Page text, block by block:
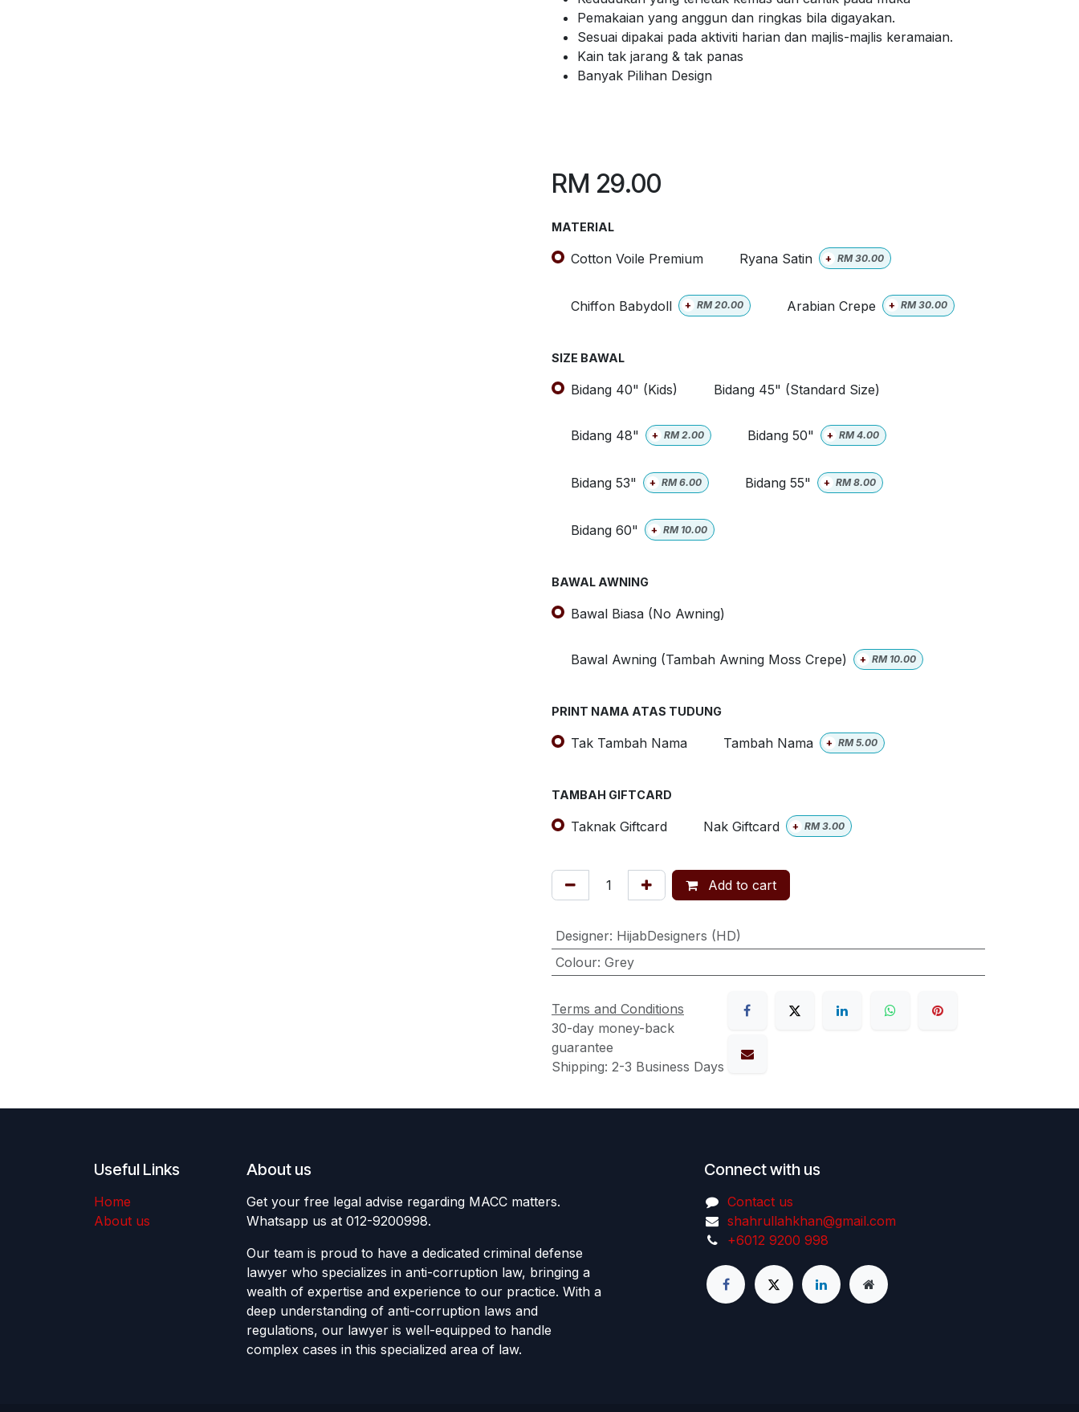
Pemakaian yang anggun dan ringkas bila digayakan.
Sesuai dipakai pada aktiviti harian dan majlis-majlis keramaian.
Kain tak jarang & tak panas
Banyak Pilihan Design
RM 29.00
MATERIAL
Cotton Voile Premium Ryana Satin + RM30.00
Chiffon Babydoll + RM20.00 Arabian Crepe + RM30.00
SIZE BAWAL
Bidang 40" (Kids) Bidang 45" (Standard Size)
Bidang 48" + RM2.00 Bidang 50" + RM4.00
Bidang 53" + RM6.00 Bidang 55" + RM8.00
Bidang 60" + RM 10.00
BAWAL AWNING
Bawal Biasa (No Awning)
Bawal Awning (Tambah Awning Moss Crepe) + RM 10.00
PRINT NAMA ATAS TUDUNG
Tak Tambah Nama Tambah Nama + RM5.00
TAMBAH GIFTCARD
Taknak Giftcard Nak Giftcard + RM3.00
Add to cart
Designer: HijabDesigners (HD)
Colour: Grey
Terms and Conditions
30-day money-back
guarantee
Shipping: 2-3 Business Days
Useful Links
Home
About us
About us
Get your free legal advise regarding MACC matters.
Whatsapp us at 012-9200998.
Our team is proud to have a dedicated criminal defense
lawyer who specializes in anti-corruption law, bringing a
wealth of expertise and experience to our practice. With a
deep understanding of anti-corruption laws and
regulations, our lawyer is well-equipped to handle
complex cases in this specialized area of law.
Connect with us
Contact us
shahrullahkhan@gmail.com
+6012 9200 998